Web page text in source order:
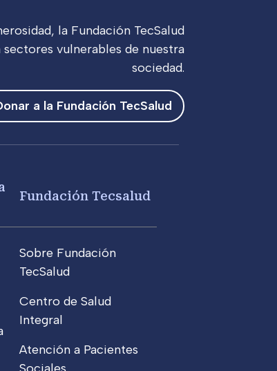
la Fundación TecSalud
vulnerables de nuestra
sociedad.
a la Fundación TecSalud
Fundación Tecsalud
Sobre Fundación
TecSalud
Centro de Salud
Integral
Atención a Pacientes